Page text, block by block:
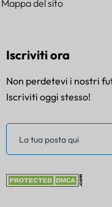
Mappa del sito
Iscriviti ora
Non perdetevi i nostri
Iscriviti oggi stesso!